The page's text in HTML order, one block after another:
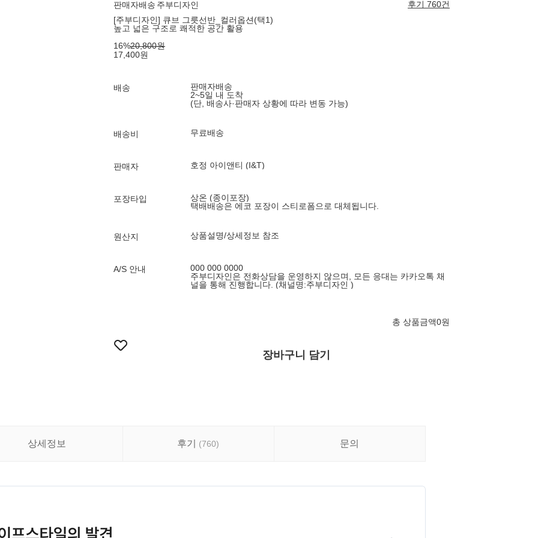
판매자배송 주부디자인
후기 760건
[주부디자인] 큐브 그릇선반_컬러옵션(택1)
높고 넓은 구조로 쾌적한 공간 활용
16%20,800원
17,400원
배송
판매자배송
2~5일 내 도착
(단, 배송사·판매자 상황에 따라 변동 가능)
배송비 무료배송
판매자 호정 아이앤티 (I&T)
포장타입
상온 (종이포장)
택배배송은 에코 포장이 스티로폼으로 대체됩니다.
원산지 상품설명/상세정보 참조
A/S 안내
000 000 0000
주부디자인은 전화상담을 운영하지 않으며, 모든 응대는 카카오톡 채
널을 통해 진행합니다. (채널명:주부디자인 )
총 상품금액0원
장바구니 담기
상세정보 후기 (760) 문의